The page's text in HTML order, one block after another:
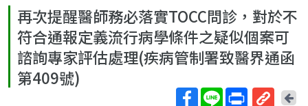
再次提醒醫師務必落實TOCC問診，對於不
符合通報定義流行病學條件之疑似個案可
諮詢專家評估處理(疾病管制署致醫界通函
第409號)
回